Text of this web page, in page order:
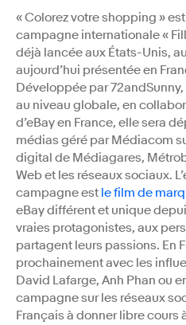
« Colorez votre shopping »
campagne internationale «
déjà lancée aux États-Unis,
aujourd’hui présentée en
Développée par 72andSunny,
au niveau globale, en
d’eBay en France, elle sera
médias géré par Médiacom
digital de Médiagares,
Web et les réseaux sociaux.
campagne est le film de
eBay différent et unique
vraies protagonistes, aux
partagent leurs passions. En
prochainement avec les
David Lafarge, Anh Phan ou
campagne sur les réseaux
Français à donner libre cours